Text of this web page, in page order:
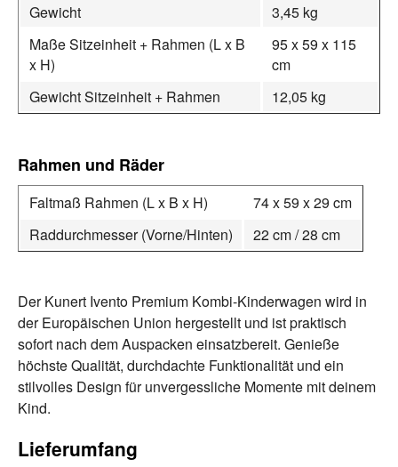
Gewicht
3,45 kg
Maße Sitzeinheit + Rahmen (L x B
x H)
95 x 59 x 115
cm
Gewicht Sitzeinheit + Rahmen
12,05 kg
Rahmen und Räder
Faltmaß Rahmen (L x B x H)
74 x 59 x 29 cm
Raddurchmesser (Vorne/Hinten)
22 cm / 28 cm
Der Kunert Ivento Premium Kombi-Kinderwagen wird in
der Europäischen Union hergestellt und ist praktisch
sofort nach dem Auspacken einsatzbereit. Genieße
höchste Qualität, durchdachte Funktionalität und ein
stilvolles Design für unvergessliche Momente mit deinem
Kind.
Lieferumfang